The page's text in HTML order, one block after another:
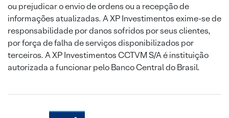
ou prejudicar o envio de ordens ou a recepção de
informações atualizadas. A XP Investimentos exime-se de
responsabilidade por danos sofridos por seus clientes,
por força de falha de serviços disponibilizados por
terceiros. A XP Investimentos CCTVM S/A é instituição
autorizada a funcionar pelo Banco Central do Brasil.